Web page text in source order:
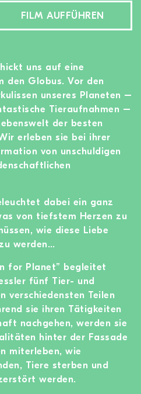
FILM AUFFÜHREN
uns auf eine
den Globus. Vor den
unseres Planeten –
Tieraufnahmen –
der besten
erleben sie bei ihrer
von unschuldigen
dabei ein ganz
von tiefstem Herzen zu
wie diese Liebe
werden…
for Planet” begleitet
fünf Tier- und
verschiedensten Teilen
sie ihren Tätigkeiten
nachgehen, werden sie
hinter der Fassade
miterleben, wie
Tiere sterben und
werden.